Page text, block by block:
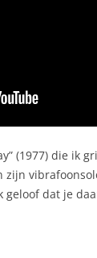
(1977) die ik
zijn
dat je